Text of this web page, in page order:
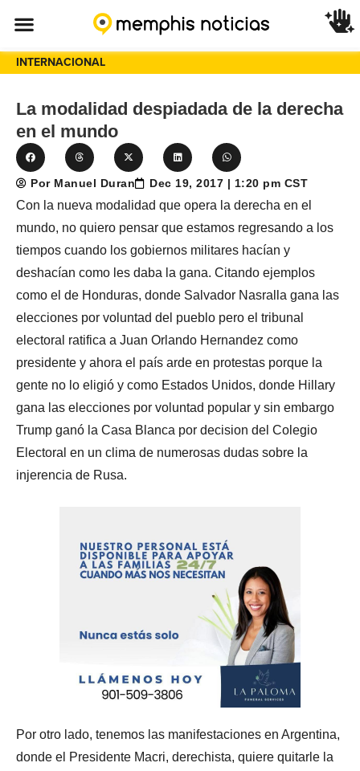
INTERNACIONAL
La modalidad despiadada de la derecha
en el mundo
Por Manuel Duran Dec 19, 2017 | 1:20 pm CST
Con la nueva modalidad que opera la derecha en el
mundo, no quiero pensar que estamos regresando a los
tiempos cuando los gobiernos militares hacían y
deshacían como les daba la gana. Citando ejemplos
como el de Honduras, donde Salvador Nasralla gana las
elecciones por voluntad del pueblo pero el tribunal
electoral ratifica a Juan Orlando Hernandez como
presidente y ahora el país arde en protestas porque la
gente no lo eligió y como Estados Unidos, donde Hillary
gana las elecciones por voluntad popular y sin embargo
Trump ganó la Casa Blanca por decision del Colegio
Electoral en un clima de numerosas dudas sobre la
injerencia de Rusa.
Por otro lado, tenemos las manifestaciones en Argentina,
donde el Presidente Macri, derechista, quiere quitarle la